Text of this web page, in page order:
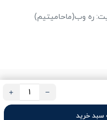
سبد خرید
: ره وب(ماحامیتیم)